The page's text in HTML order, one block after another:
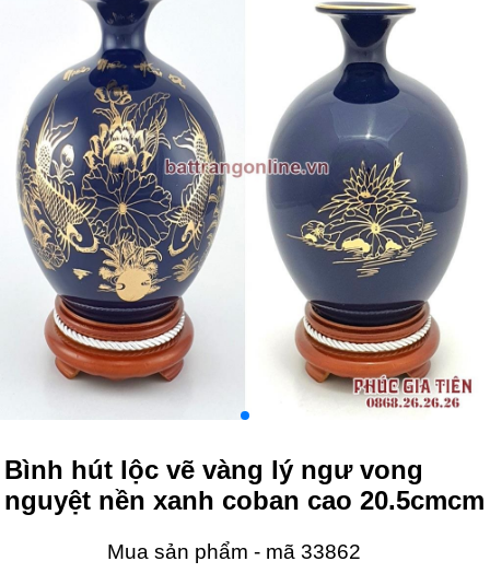
Bình hút lộc vẽ vàng lý ngư vong
nguyệt nền xanh coban cao 20.5cmcm
Mua sản phẩm - mã 33862